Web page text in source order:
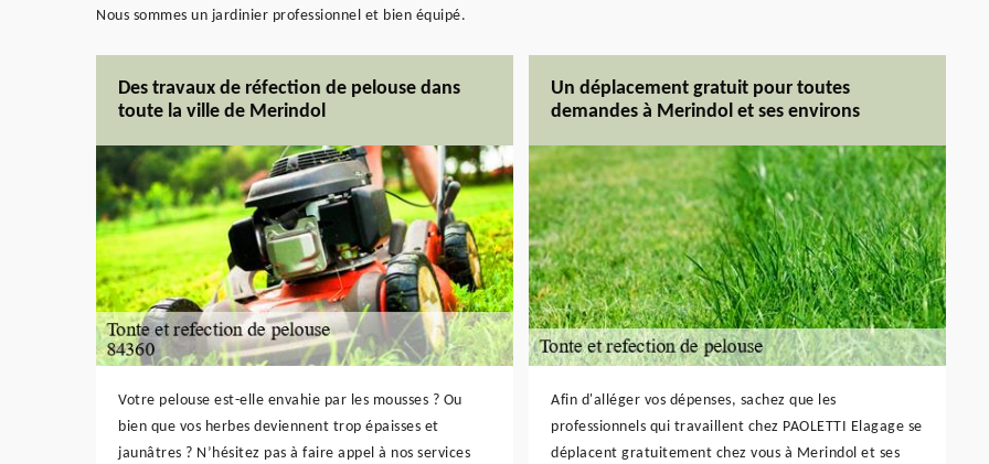
Nous sommes un jardinier professionnel et bien équipé.
Des travaux de réfection de pelouse dans
toute la ville de Merindol
Votre pelouse est-elle envahie par les mousses ? Ou
bien que vos herbes deviennent trop épaisses et
jaunâtres ? N’hésitez pas à faire appel à nos services
Un déplacement gratuit pour toutes
demandes à Merindol et ses environs
Afin d'alléger vos dépenses, sachez que les
professionnels qui travaillent chez PAOLETTI Elagage se
déplacent gratuitement chez vous à Merindol et ses